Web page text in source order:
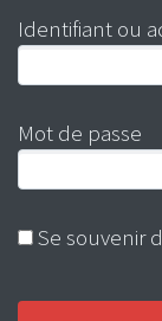
Identifiant ou
Mot de passe
Se souvenir